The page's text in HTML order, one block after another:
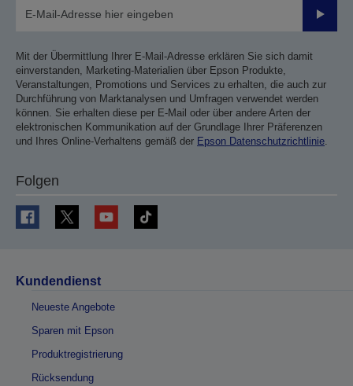
Mit der Übermittlung Ihrer E-Mail-Adresse erklären Sie sich damit
einverstanden, Marketing-Materialien über Epson Produkte,
Veranstaltungen, Promotions und Services zu erhalten, die auch zur
Durchführung von Marktanalysen und Umfragen verwendet werden
können. Sie erhalten diese per E-Mail oder über andere Arten der
elektronischen Kommunikation auf der Grundlage Ihrer Präferenzen
und Ihres Online-Verhaltens gemäß der Epson Datenschutzrichtlinie.
Folgen
Kundendienst
Neueste Angebote
Sparen mit Epson
Produktregistrierung
Rücksendung